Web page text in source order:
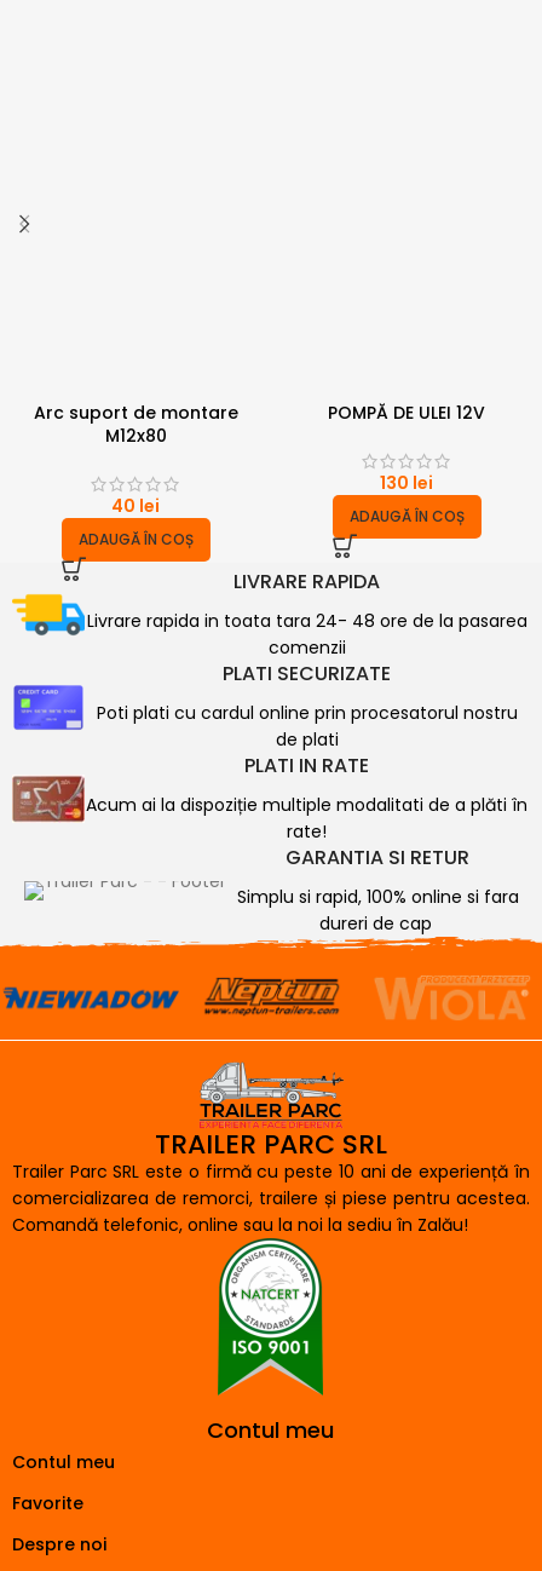
Arc suport de montare
M12x80
40 lei
ADAUGĂ ÎN COȘ
POMPĂ DE ULEI 12V
130 lei
ADAUGĂ ÎN COȘ
LIVRARE RAPIDA
Livrare rapida in toata tara 24- 48 ore de la pasarea
comenzii
PLATI SECURIZATE
Poti plati cu cardul online prin procesatorul nostru
de plati
PLATI IN RATE
Acum ai la dispoziție multiple modalitati de a plăti în
rate!
GARANTIA SI RETUR
Simplu si rapid, 100% online si fara
dureri de cap
TRAILER PARC SRL
Trailer Parc SRL este o firmă cu peste 10 ani de experiență în
comercializarea de remorci, trailere și piese pentru acestea.
Comandă telefonic, online sau la noi la sediu în Zalău!
Contul meu
Contul meu
Favorite
Despre noi